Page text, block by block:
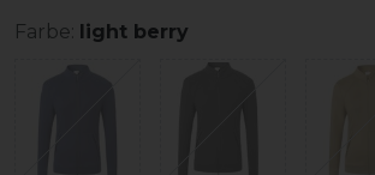
Farbe: light berry